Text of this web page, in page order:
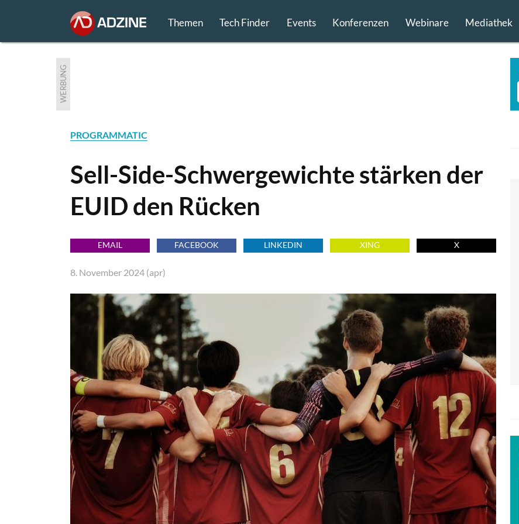
Themen Tech Finder Events Konferenzen Webinare Mediathek
WERBUNG
PROGRAMMATIC
Sell-Side-Schwergewichte stärken der
EUID den Rücken
EMAIL FACEBOOK LINKEDIN XING X
8. November 2024 (apr)